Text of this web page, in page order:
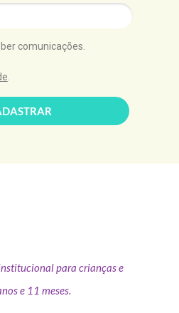
comunicações.
para crianças e
e 11 meses.